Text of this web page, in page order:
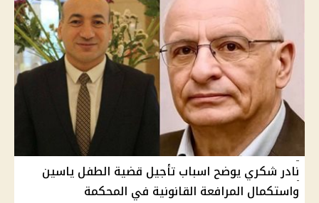
نادر شكري يوضح اسباب تأجيل قضية الطفل ياسين
واستكمال المرافعة القانونية في المحكمة